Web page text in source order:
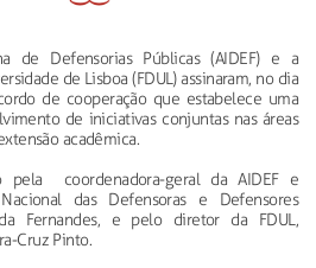
de Defensorias Públicas (AIDEF) e a
de Lisboa (FDUL) assinaram, no dia
de cooperação que estabelece uma
de iniciativas conjuntas nas áreas
acadêmica.
pela coordenadora-geral da AIDEF e
das Defensoras e Defensores
Fernandes, e pelo diretor da FDUL,
Cruz Pinto.